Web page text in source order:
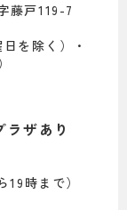
藤戸119-7
を除く）・
ザあり
時まで）